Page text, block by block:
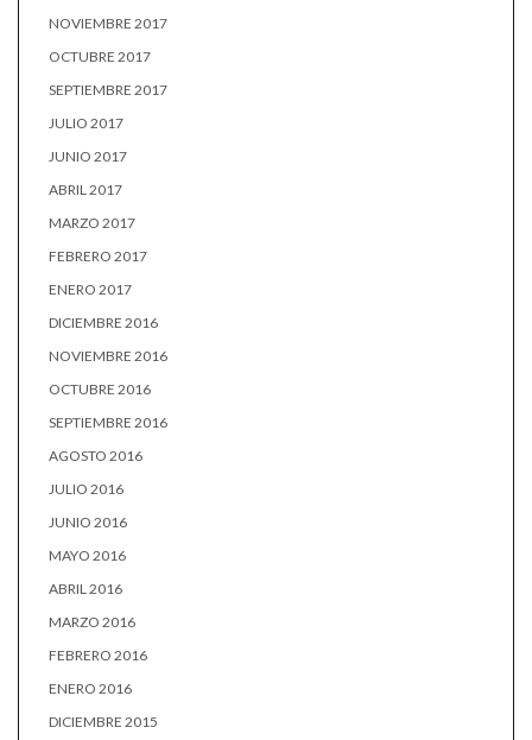
NOVIEMBRE 2017
OCTUBRE 2017
SEPTIEMBRE 2017
JULIO 2017
JUNIO 2017
ABRIL 2017
MARZO 2017
FEBRERO 2017
ENERO 2017
DICIEMBRE 2016
NOVIEMBRE 2016
OCTUBRE 2016
SEPTIEMBRE 2016
AGOSTO 2016
JULIO 2016
JUNIO 2016
MAYO 2016
ABRIL 2016
MARZO 2016
FEBRERO 2016
ENERO 2016
DICIEMBRE 2015